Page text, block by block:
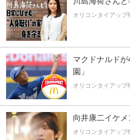
オリコンタイアップ
マクドナルド
園」
オリコンタイアップ
向井康二イケメ
オリコンタイアップ